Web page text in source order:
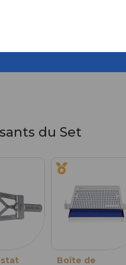
techniques
du Set
Boîte de